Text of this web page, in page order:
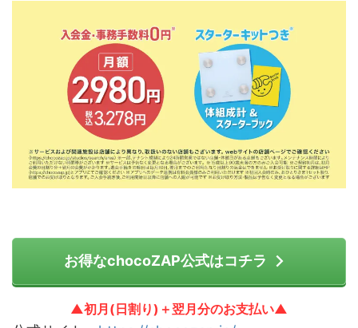
お得なchocoZAP公式はコチラ
▲初月(日割り)＋翌月分のお支払い▲